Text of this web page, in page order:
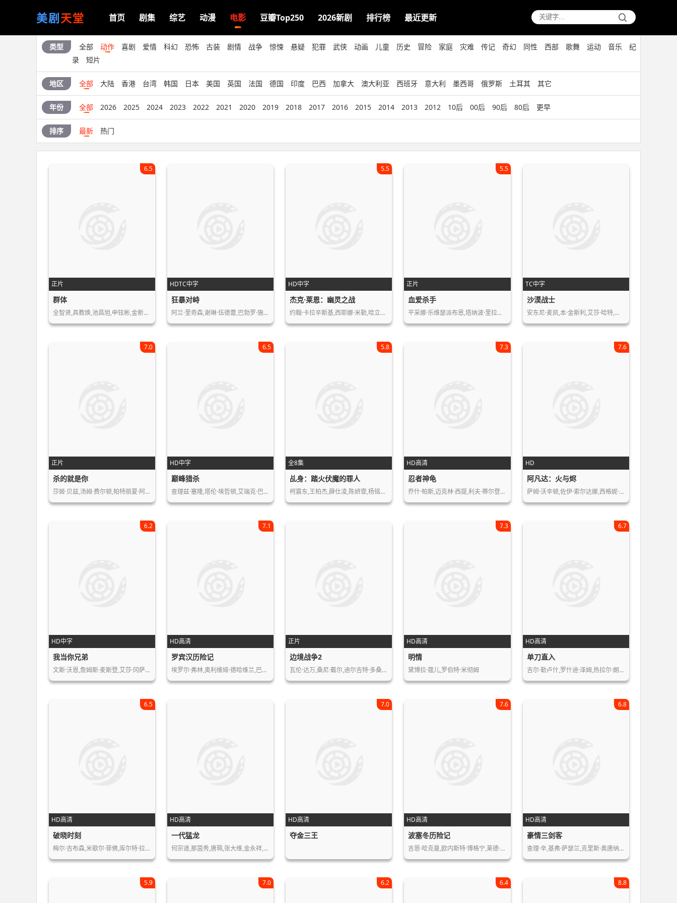
美剧天堂 首页 剧集 综艺 动漫 电影 豆瓣Top250 2026新剧 排行榜 最近更新
类型 全部 动作 喜剧 爱情 科幻 恐怖 古装 剧情 战争 惊悚 悬疑 犯罪 武侠 动画 儿童 历史 冒险 家庭 灾难 传记 奇幻 同性 西部 歌舞 运动 音乐
纪
录
短片
地区 全部 大陆 香港 台湾 韩国 日本 美国 英国 法国 德国 印度 巴西 加拿大 澳大利亚 西班牙 意大利 墨西哥 俄罗斯 土耳其 其它
年份 全部 2026 2025 2024 2023 2022 2021 2020 2019 2018 2017 2016 2015 2014 2013 2012 10后 00后 90后 80后 更早
排序 最新 热门
正片
6.5
群体
全智贤,具教焕,池昌旭,申铉彬,金新绿,…
HDTC中字
狂暴对峙
阿兰·里奇森,谢琳·伍德蕾,巴勃罗·施…
HD中字
5.5
杰克·莱恩：幽灵之战
约翰·卡拉辛斯基,西耶娜·米勒,哈立德…
正片
5.5
血爱杀手
平采娜·乐维瑟派布恩,塔纳波·里拉塔…
TC中字
沙漠战士
安东尼·麦凯,本·金斯利,艾莎·哈特,…
正片
7.0
杀的就是你
莎姬·贝兹,汤姆·费尔顿,帕特丽夏·阿…
HD中字
6.5
巅峰猎杀
查理兹·塞隆,塔伦·埃哲顿,艾瑞克·巴…
全8集
5.8
乩身：踏火伏魔的罪人
柯震东,王柏杰,薛仕凌,陈妍霏,杨铭威,…
HD高清
7.3
忍者神龟
乔什·帕斯,迈克林·西提,利夫·蒂尔登…
HD
7.6
阿凡达：火与烬
萨姆·沃辛顿,佐伊·索尔达娜,西格妮·…
HD中字
6.2
我当你兄弟
文斯·沃恩,詹姆斯·麦斯登,艾莎·冈萨…
HD高清
7.1
罗宾汉历险记
埃罗尔·弗林,奥利维娅·德哈维兰,巴兹…
正片
边境战争2
瓦伦·达万,桑尼·戴尔,迪尔吉特·多桑…
HD高清
7.3
明情
黛博拉·蔻儿,罗伯特·米彻姆
HD高清
6.7
单刀直入
吉尔·勒卢什,罗什迪·泽姆,热拉尔·朗…
HD高清
6.5
破晓时刻
梅尔·吉布森,米歇尔·菲佛,库尔特·拉…
HD高清
一代猛龙
何宗道,那茵秀,唐珮,张大维,金永祥,朱…
HD高清
7.0
夺金三王
HD高清
7.6
波塞冬历险记
吉恩·哈克曼,欧内斯特·博格宁,莱德·…
HD高清
6.8
豪情三剑客
查理·辛,基弗·萨瑟兰,克里斯·奥唐纳…
5.9 7.0 6.2 6.4 8.8